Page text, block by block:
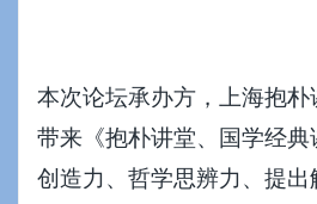
本次论坛承办方，上海抱
带来《抱朴讲堂、国学经
创造力、哲学思辨力、提